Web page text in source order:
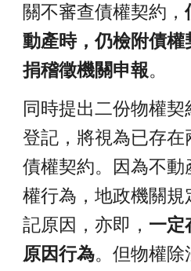
關不審查債權契約，
動產時，仍檢附債
捐稽徵機關申報。
同時提出二份物權契
登記，將視為已存在
債權契約。因為不動
權行為，地政機關規
記原因，亦即， 一定
原因行為。但物權除